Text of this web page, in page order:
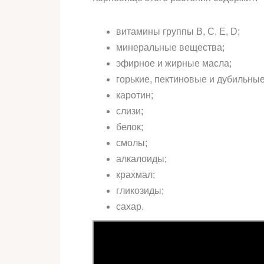
витамины группы B, C, E, D;
минеральные вещества;
эфирное и жирные масла;
горькие, пектиновые и
каротин;
слизи;
белок;
смолы;
алкалоиды;
крахмал;
гликозиды;
сахар.